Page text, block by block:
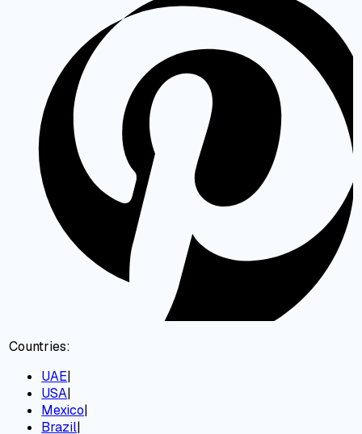
Countries:
UAE|
USA|
Mexico|
Brazil|